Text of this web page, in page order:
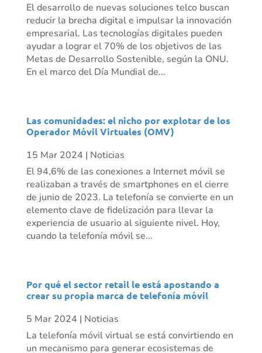
El desarrollo de nuevas soluciones telco buscan
reducir la brecha digital e impulsar la innovación
empresarial. Las tecnologías digitales pueden
ayudar a lograr el 70% de los objetivos de las
Metas de Desarrollo Sostenible, según la ONU.
En el marco del Día Mundial de...
Las comunidades: el nicho por explotar de los
Operador Móvil Virtuales (OMV)
15 Mar 2024 | Noticias
El 94,6% de las conexiones a Internet móvil se
realizaban a través de smartphones en el cierre
de junio de 2023. La telefonía se convierte en un
elemento clave de fidelización para llevar la
experiencia de usuario al siguiente nivel. Hoy,
cuando la telefonía móvil se...
Por qué el sector retail le está apostando a
crear su propia marca de telefonía móvil
5 Mar 2024 | Noticias
La telefonía móvil virtual se está convirtiendo en
un mecanismo para generar ecosistemas de